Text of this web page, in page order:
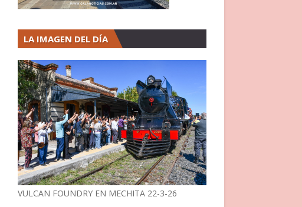
LA IMAGEN DEL DÍA
VULCAN FOUNDRY EN MECHITA 22-3-26